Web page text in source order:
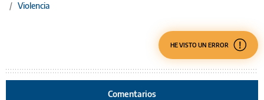
/ Violencia
HE VISTO UN ERROR
Comentarios